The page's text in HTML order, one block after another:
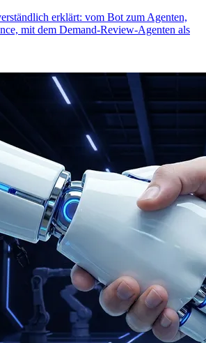
erklärt: vom Bot zum Agenten,
mit dem Demand-Review-Agenten als